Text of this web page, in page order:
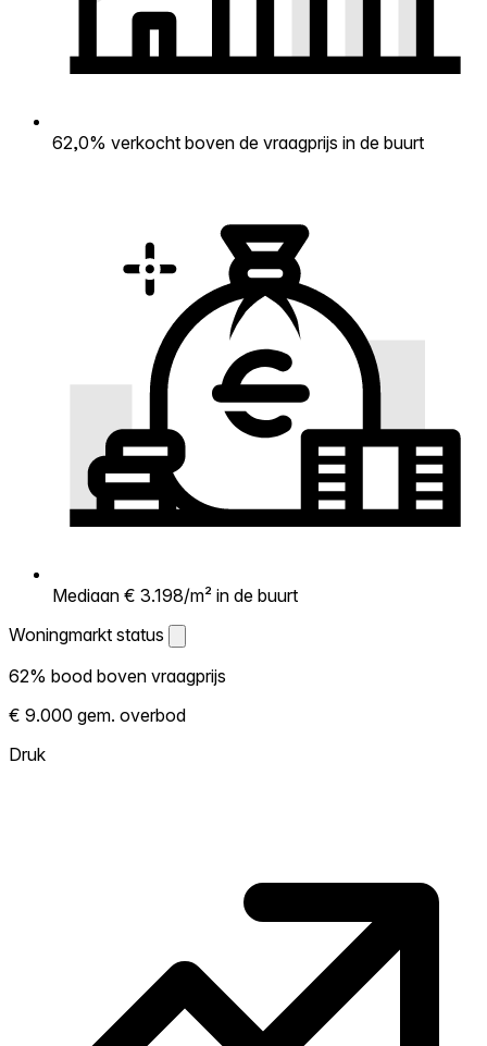
62,0% verkocht boven de vraagprijs in de buurt
Mediaan € 3.198/m² in de buurt
Woningmarkt status
Woningmarkt status
Laat zien hoe competitief de markt hier is.
Hoe meer woningen boven vraagprijs
verkopen, hoe heter. Heet? Verwacht
62% bood boven vraagprijs
€ 9.000 gem. overbod
Druk